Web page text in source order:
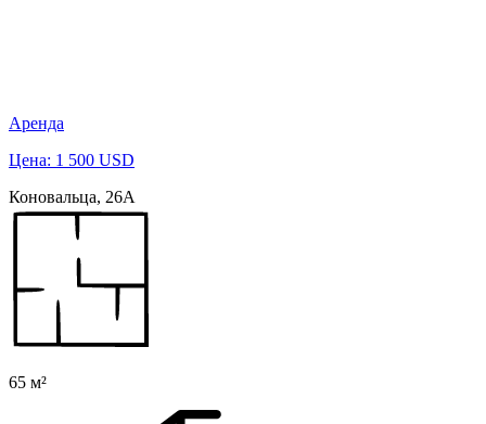
Аренда
Цена: 1 500 USD
Коновальца, 26А
65 м²